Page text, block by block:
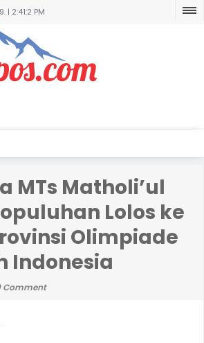
| 2:41:2 PM
MTs Matholi’ul
Lolos ke
Olimpiade
Indonesia
Comment